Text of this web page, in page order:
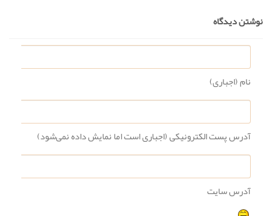
نوشتن دیدگاه
نام (اجباری)
آدرس پست الکترونیکی (اجباری است اما نمایش داده نمی‌شود)
آدرس سایت